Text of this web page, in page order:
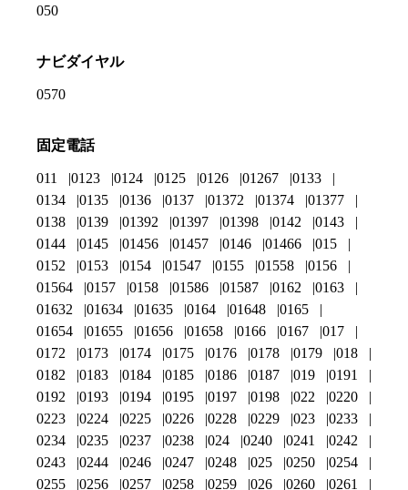
050
ナビダイヤル
0570
固定電話
011 0123 0124 0125 0126 01267
0133
0134
0135 0136 0137 01372 01374
01377
0138
0139 01392 01397 01398 0142
0143
0144
0145 01456 01457 0146 01466
015
0152
0153 0154 01547 0155 01558
0156
01564
0157 0158 01586 01587 0162
0163
01632
01634 01635 0164 01648
0165
01654
01655 01656 01658 0166 0167
017
0172
0173 0174 0175 0176 0178 0179
018
0182
0183 0184 0185 0186 0187 019
0191
0192
0193 0194 0195 0197 0198 022
0220
0223
0224 0225 0226 0228 0229 023
0233
0234
0235 0237 0238 024 0240 0241
0242
0243
0244 0246 0247 0248 025 0250
0254
0255
0256 0257 0258 0259 026 0260 0261